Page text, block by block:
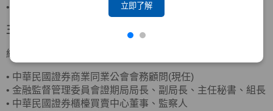
立即了解
•
中華民國北市會計師公會理事
王詠心 政治大學企業管理碩士
經歷
• 中華民國證券商業同業公會會務顧問(現任)
• 金融監督管理委員會證期局局長、副局長、主任秘書、組長
• 中華民國證券櫃檯買賣中心董事、監察人